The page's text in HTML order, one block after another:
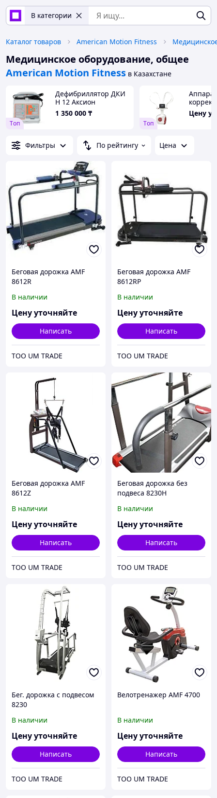
В категории
Каталог товаров American Motion Fitness
Медицинское оборудование, общее
American Motion Fitness в Казахстане
Tоп
Дефибриллятор ДКИ
Н 12 Аксион
1 350 000 ₸
Tоп
icoone®
Цену
Фильтры По рейтингу Цена
Беговая дорожка AMF
8612R
В наличии
Цену уточняйте
Написать
ТОО UM TRADE
Беговая дорожка AMF
8612RP
В наличии
Цену уточняйте
Написать
ТОО UM TRADE
Беговая дорожка AMF
8612Z
В наличии
Цену уточняйте
Написать
ТОО UM TRADE
Беговая дорожка без
подвеса 8230H
В наличии
Цену уточняйте
Написать
ТОО UM TRADE
Бег. дорожка с подвесом
8230
В наличии
Цену уточняйте
Написать
ТОО UM TRADE
Велотренажер AMF 4700
В наличии
Цену уточняйте
Написать
ТОО UM TRADE